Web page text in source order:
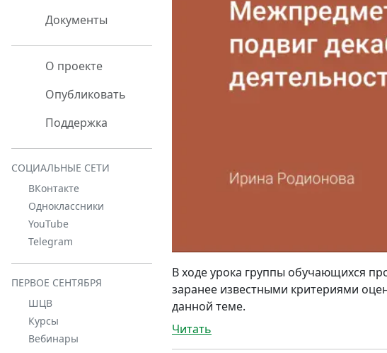
Документы
О проекте
Опубликовать
Поддержка
СОЦИАЛЬНЫЕ СЕТИ
ВКонтакте
Одноклассники
YouTube
Telegram
ПЕРВОЕ СЕНТЯБРЯ
ШЦВ
Курсы
Вебинары
В ходе урока группы обучающихся
заранее известными критериями
данной теме.
Читать